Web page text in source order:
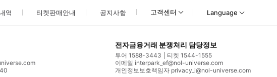
역 티켓판매안내 공지사항 고객센터 Language
전자금융거래 분쟁처리 담당정보
투어 1588-3443
티켓 1544-1555
이메일 interpark_ef@nol-universe.com
개인정보보호책임자 privacy_i@nol-universe.com